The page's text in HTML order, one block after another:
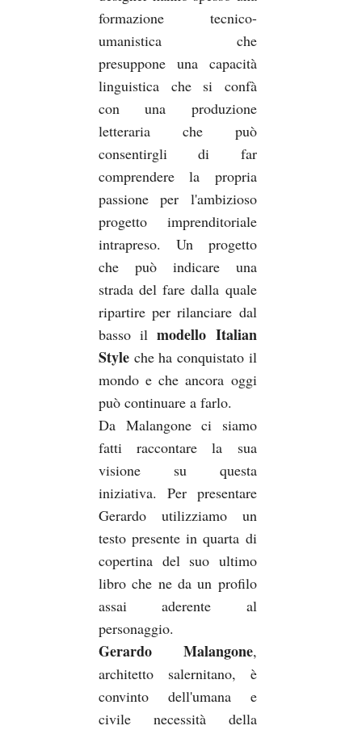
formazione tecnico-
umanistica che
presuppone una capacità
linguistica che si confà
con una produzione
letteraria che può
consentirgli di far
comprendere la propria
passione per l'ambizioso
progetto imprenditoriale
intrapreso. Un progetto
che può indicare una
strada del fare dalla quale
ripartire per rilanciare dal
basso ilmodello Italian
Styleche ha conquistato il
mondo e che ancora oggi
può continuare a farlo.
Da Malangone ci siamo
fatti raccontare la sua
visione su questa
iniziativa. Per presentare
Gerardo utilizziamo un
testo presente in quarta di
copertina del suo ultimo
libro che ne da un profilo
assai aderente al
personaggio.
Gerardo Malangone,
architetto salernitano, è
convinto dell'umana e
civile necessità della